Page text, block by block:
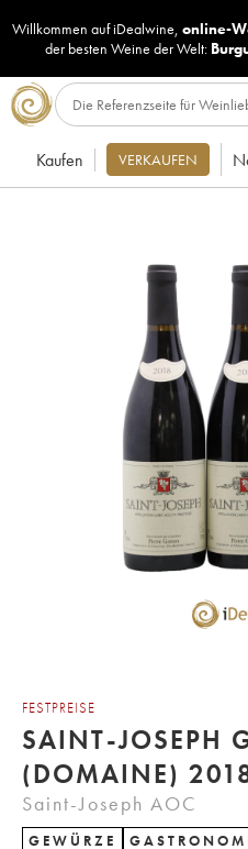
Willkommen auf iDealwine, online-
der besten Weine der Welt:
Kaufen VERKAUFEN
FESTPREISE
SAINT-JOSEPH
(DOMAINE)
Saint-Joseph AOC
GEWÜRZE